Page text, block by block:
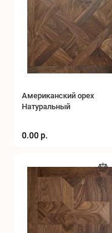
Американский орех
Натуральный
0.00 р.